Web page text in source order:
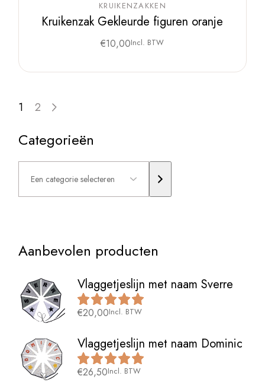
KRUIKENZAKKEN
Kruikenzak Gekleurde figuren oranje
€10,00Incl. BTW
1 2
Categorieën
Een
categorie
selecteren
Aanbevolen producten
Vlaggetjeslijn met naam Sverre
€20,00Incl. BTW
Vlaggetjeslijn met naam Dominic
€26,50Incl. BTW